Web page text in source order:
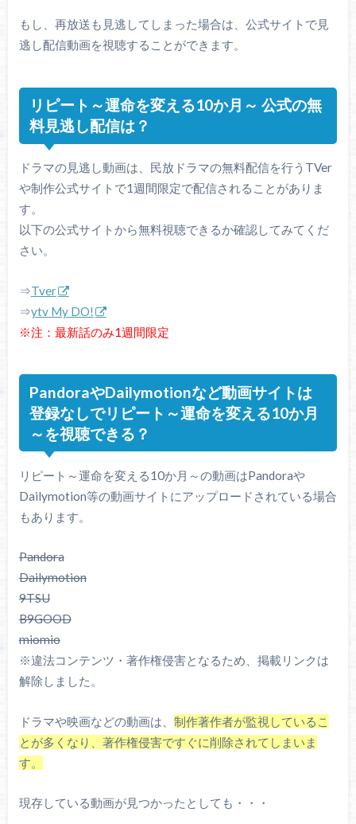
もし、再放送も見逃してしまった場合は、公式サイトで見
逃し配信動画を視聴することができます。
リピート～運命を変える10か月～ 公式の無
料見逃し配信は？
ドラマの見逃し動画は、民放ドラマの無料配信を行うTVer
や制作公式サイトで1週間限定で配信されることがありま
す。
以下の公式サイトから無料視聴できるか確認してみてくだ
さい。
⇒Tver
⇒ytv My DO!
※注：最新話のみ1週間限定
PandoraやDailymotionなど動画サイトは
登録なしでリピート～運命を変える10か月
～を視聴できる？
リピート～運命を変える10か月～の動画はPandoraや
Dailymotion等の動画サイトにアップロードされている場合
もあります。
Pandora
Dailymotion
9TSU
B9GOOD
miomio
※違法コンテンツ・著作権侵害となるため、掲載リンクは
解除しました。
ドラマや映画などの動画は、 制作著作者が監視しているこ
とが多くなり、著作権侵害ですぐに削除されてしまいま
す。
現存している動画が見つかったとしても・・・